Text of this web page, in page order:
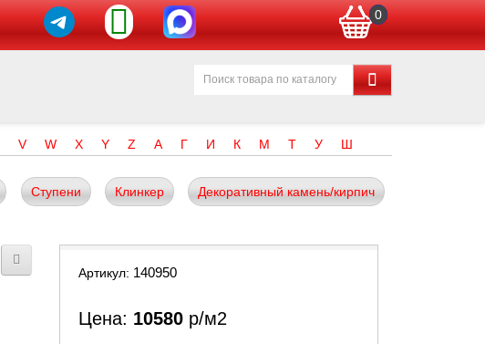
0
V W X Y Z А Г И К М Т У Ш
Ступени Клинкер Декоративный камень/кирпич
Артикул: 140950
Цена: 10580 р/м2